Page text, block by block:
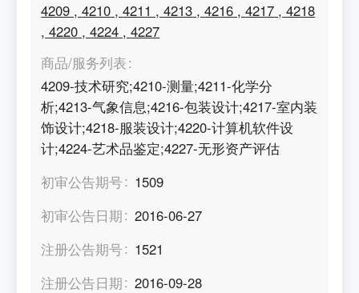
4209 ,4210 ,4211 ,4213 ,4216 ,4217 ,4218
,4220 ,4224 ,4227
商品/服务列表
4209-技术研究;4210-测量;4211-化学分
析;4213-气象信息;4216-包装设计;4217-室内装
饰设计;4218-服装设计;4220-计算机软件设
计;4224-艺术品鉴定;4227-无形资产评估
初审公告期号
1509
初审公告日期
2016-06-27
注册公告期号
1521
注册公告日期
2016-09-28